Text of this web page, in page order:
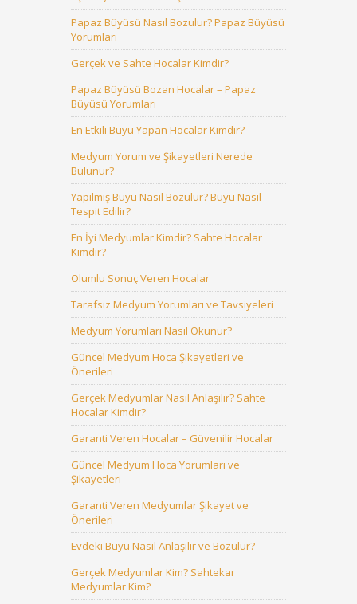
Papaz Büyüsü Nasıl Bozulur? Papaz Büyüsü
Yorumları
Gerçek ve Sahte Hocalar Kimdir?
Papaz Büyüsü Bozan Hocalar – Papaz
Büyüsü Yorumları
En Etkili Büyü Yapan Hocalar Kimdir?
Medyum Yorum ve Şikayetleri Nerede
Bulunur?
Yapılmış Büyü Nasıl Bozulur? Büyü Nasıl
Tespit Edilir?
En İyi Medyumlar Kimdir? Sahte Hocalar
Kimdir?
Olumlu Sonuç Veren Hocalar
Tarafsız Medyum Yorumları ve Tavsiyeleri
Medyum Yorumları Nasıl Okunur?
Güncel Medyum Hoca Şikayetleri ve
Önerileri
Gerçek Medyumlar Nasıl Anlaşılır? Sahte
Hocalar Kimdir?
Garanti Veren Hocalar – Güvenilir Hocalar
Güncel Medyum Hoca Yorumları ve
Şikayetleri
Garanti Veren Medyumlar Şikayet ve
Önerileri
Evdeki Büyü Nasıl Anlaşılır ve Bozulur?
Gerçek Medyumlar Kim? Sahtekar
Medyumlar Kim?